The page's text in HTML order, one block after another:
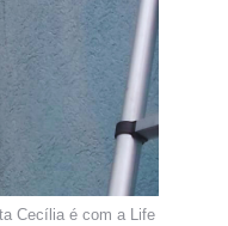
Cecília é com a Life